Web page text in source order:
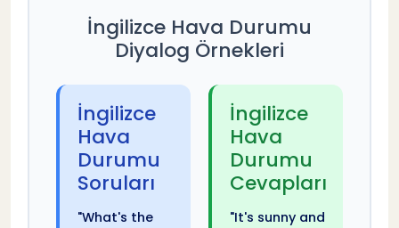
İngilizce Hava Durumu
Diyalog Örnekleri
İngilizce
Hava
Durumu
Soruları
"What's the
İngilizce
Hava
Durumu
Cevapları
"It's sunny and